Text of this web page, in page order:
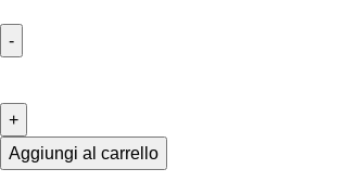
Aggiungi al carrello